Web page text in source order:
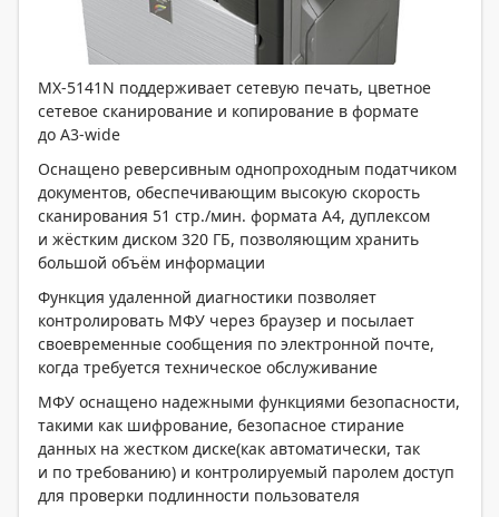
MX-5141N поддерживает сетевую печать, цветное
сетевое сканирование и копирование в формате
до A3-wide
Оснащено реверсивным однопроходным податчиком
документов, обеспечивающим высокую скорость
сканирования 51 стр./мин. формата А4, дуплексом
и жёстким диском 320 ГБ, позволяющим хранить
большой объём информации
Функция удаленной диагностики позволяет
контролировать МФУ через браузер и посылает
своевременные сообщения по электронной почте,
когда требуется техническое обслуживание
МФУ оснащено надежными функциями безопасности,
такими как шифрование, безопасное стирание
данных на жестком диске(как автоматически, так
и по требованию) и контролируемый паролем доступ
для проверки подлинности пользователя